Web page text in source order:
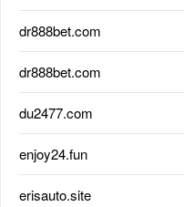
dr888bet.com
dr888bet.com
du2477.com
enjoy24.fun
erisauto.site